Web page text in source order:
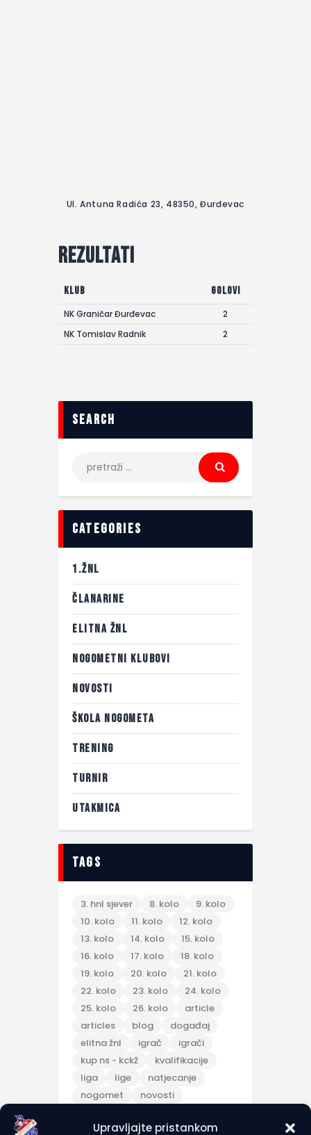
Upravljajte pristankom
Ul. Antuna Radića 23, 48350, Đurđevac
Rezultati
Klub Golovi
NK Graničar Đurđevac
2
NK Tomislav Radnik
2
search
categories
1.ŽNL
ČLANARINE
ELITNA ŽNL
NOGOMETNI KLUBOVI
NOVOSTI
ŠKOLA NOGOMETA
TRENING
TURNIR
UTAKMICA
tags
3. hnl sjever 8. kolo
9. kolo
10. kolo
11. kolo
12. kolo
13. kolo
14. kolo
15. kolo
16. kolo
17. kolo
18. kolo
19. kolo
20. kolo
21. kolo
22. kolo
23. kolo
24. kolo
25. kolo
26. kolo
article
articles
blog
događaj
elitna žnl
igrač
igrači
kup ns - kckž
kvalifikacije
liga
lige
natjecanje
nogomet
novosti
pripremna utakmica
scores